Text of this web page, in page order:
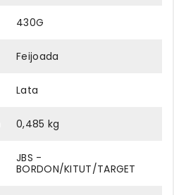
430G
Feijoada
Lata
0,485 kg
JBS -
BORDON/KITUT/TARGET